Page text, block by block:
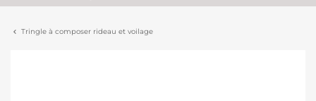
Tringle à composer rideau et voilage